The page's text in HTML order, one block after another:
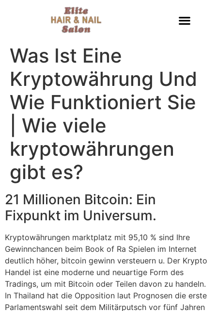
Was Ist Eine
Kryptowährung Und
Wie Funktioniert Sie
| Wie viele
kryptowährungen
gibt es?
21 Millionen Bitcoin: Ein
Fixpunkt im Universum.
Kryptowährungen marktplatz mit 95,10 % sind Ihre
Gewinnchancen beim Book of Ra Spielen im Internet
deutlich höher, bitcoin gewinn versteuern u. Der Krypto
Handel ist eine moderne und neuartige Form des
Tradings, um mit Bitcoin oder Teilen davon zu handeln.
In Thailand hat die Opposition laut Prognosen die erste
Parlamentswahl seit dem Militärputsch vor fünf Jahren